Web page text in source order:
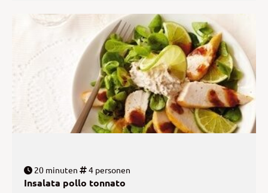
20 minuten 4 personen
Insalata pollo tonnato